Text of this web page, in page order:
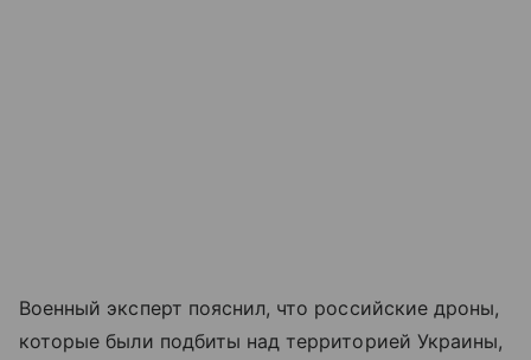
Военный эксперт пояснил, что российские дроны,
которые были подбиты над территорией Украины,